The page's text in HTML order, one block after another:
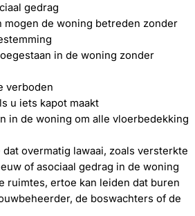
gedrag
mogen de woning betreden zonder
​​in de woning zonder
verboden
u iets kapot maakt
in de woning om alle vloerbedekking
overmatig lawaai, zoals versterkte
of asociaal gedrag in de woning
ruimtes, ertoe kan leiden dat buren
de boswachters of de